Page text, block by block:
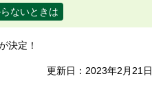
ないときは
決定！
更新日：2023年2月21日